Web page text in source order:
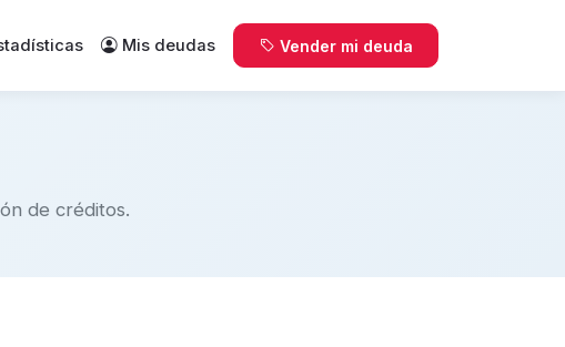
Mis deudas Vender mi deuda
de créditos.